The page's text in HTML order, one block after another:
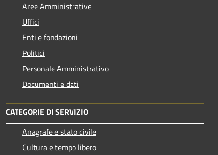
Aree Amministrative
Uffici
Enti e fondazioni
Politici
Personale Amministrativo
Documenti e dati
CATEGORIE DI SERVIZIO
Anagrafe e stato civile
Cultura e tempo libero